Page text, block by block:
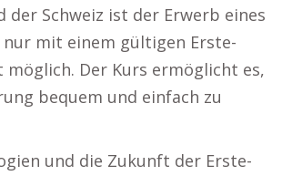
der Schweiz ist der Erwerb eines
nur mit einem gültigen Erste-
Der Kurs ermöglicht es,
bequem und einfach zu
und die Zukunft der Erste-